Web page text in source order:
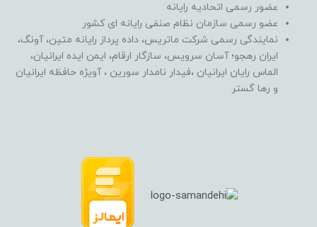
عضور رسمی اتحادیه رایانه
عضو رسمی سازمان نظام صنفی رایانه ای کشور
نمایندگی رسمی شرکت ماتریس، داده پرداز رایانه متین، آونگ،
ایران رهجو؛ آسان سرویس، سازگار ارقام، ایمن ایده ایرانیان،
الماس رایان ایرانیان ،فیدار نامدار سورین ، آویژه حافظه ایرانیان
و رها گستر